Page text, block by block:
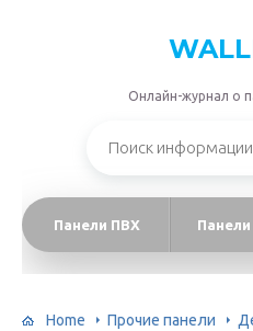
Онлайн-журнал о
Панели ПВХ
Home Прочие панели